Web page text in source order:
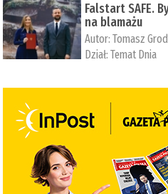
Falstart SAFE.
na blamażu
Autor:Tomasz
Dział:Temat Dnia